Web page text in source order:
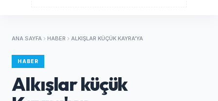
ANA SAYFA HABER ALKIŞLAR KÜÇÜK KAYRA'YA
HABER
Alkışlar küçük